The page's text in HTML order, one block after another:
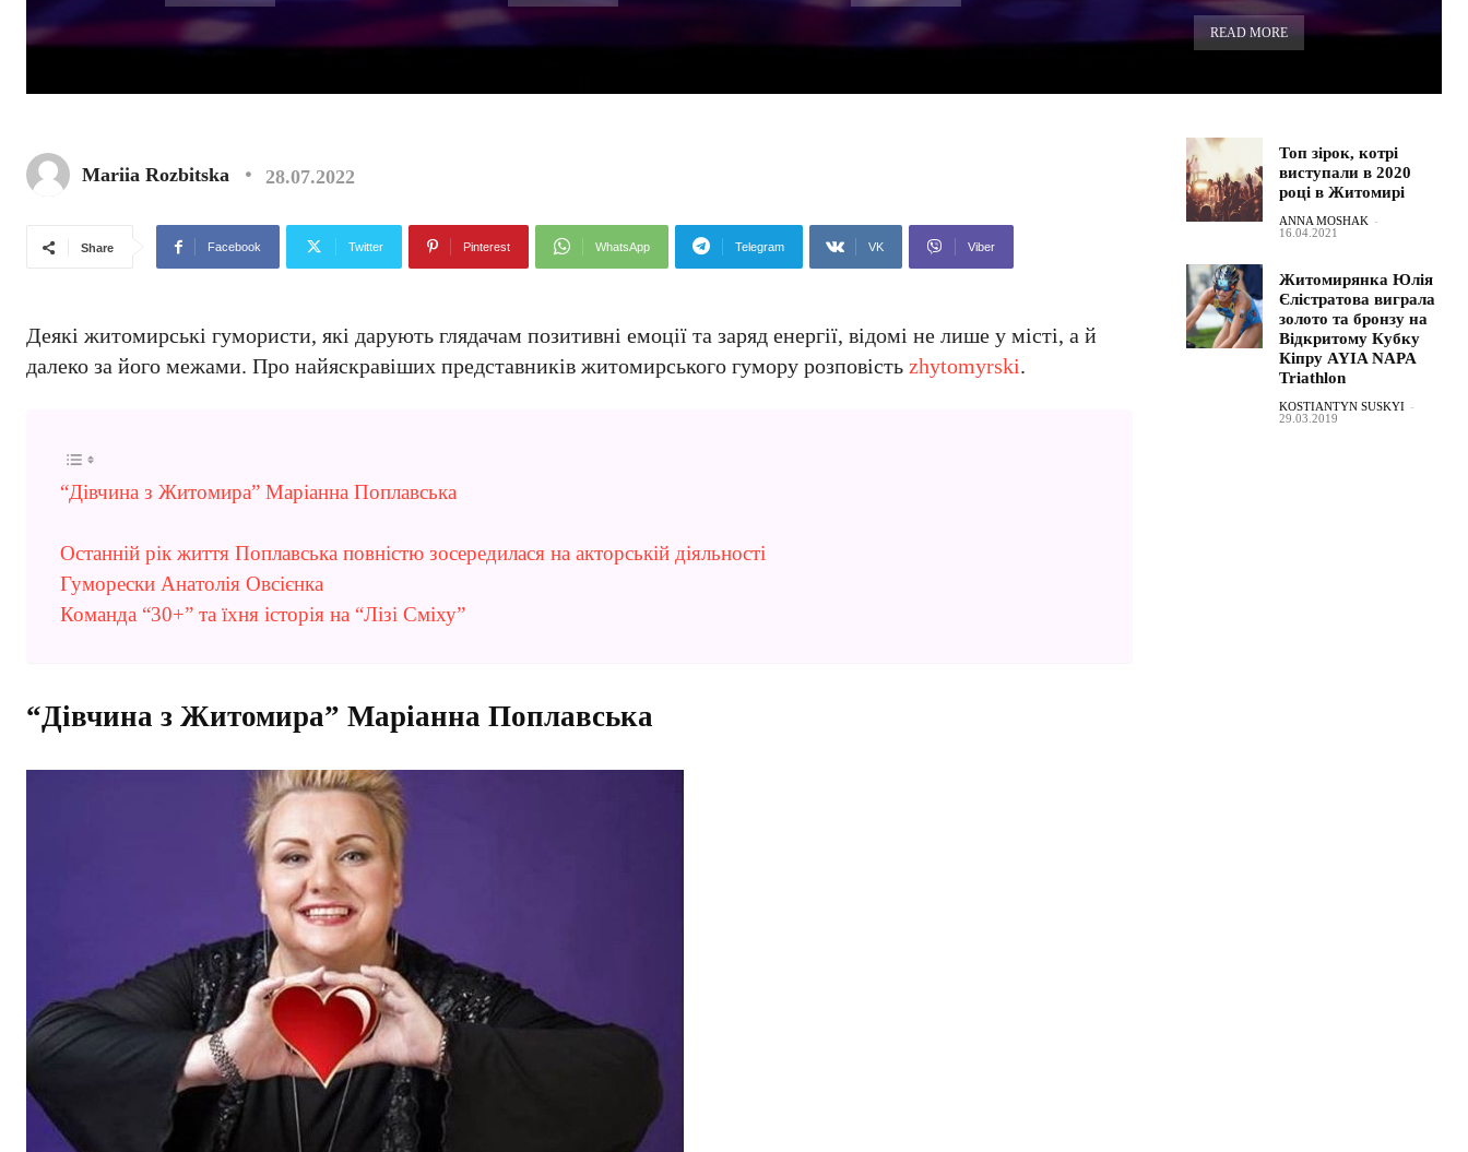
READ MORE
Mariia Rozbitska 28.07.2022
Share Facebook Twitter Pinterest WhatsApp Telegram VK Viber
Деякі житомирські гумористи, які дарують глядачам позитивні емоції та заряд енергії, відомі не лише у місті, а й
далеко за його межами. Про найяскравіших представників житомирського гумору розповість zhytomyrski.
“Дівчина з Житомира” Маріанна Поплавська
Останній рік життя Поплавська повністю зосередилася на акторській діяльності
Гуморески Анатолія Овсієнка
Команда “30+” та їхня історія на “Лізі Сміху”
“Дівчина з Житомира” Маріанна Поплавська
Топ зірок, котрі
виступали в 2020
році в Житомирі
ANNA MOSHAK -
16.04.2021
Житомирянка Юлія
Єлістратова виграла
золото та бронзу на
Відкритому Кубку
Кіпру AYIA NAPA
Triathlon
KOSTIANTYN SUSKYI -
29.03.2019